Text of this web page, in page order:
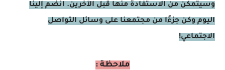
وسيتمكن من الاستفادة منها قبل الآخرين. انضم إلينا
اليوم وكن جزءًا من مجتمعنا على وسائل التواصل
الاجتماعي!
ملاحظة :